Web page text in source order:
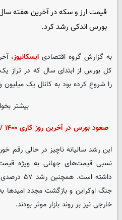
قیمت ارز و سکه در آخرین هفته
بورس اندکی رشد کرد.
به گزارش گروه اقتصادیایسکانیوز
را شروع کرده بود به کانال یک میلیون و ۳۶۷ هزار واحد
بیشتر
صعود بورس در آخرین روز کاری ۱۴۰۰ / شاخص ۲۲ هزار واحد رشد کرد
این رشد سالیانه ناچیز در حالی رقم
نسبی قیمت‌های جهانی به ویژه
داشته
جنگ اوکراین و بازگشت مجدد
خارجی نیز بر روند بازار موثر بودند.